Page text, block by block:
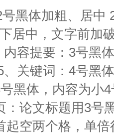
黑体加粗、居中
居中，文字前加
容提要：3号黑
关键词：4号黑
黑体，内容为小
：论文标题用3号
起空两个格，单